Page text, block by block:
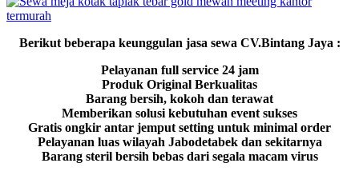
Berikut beberapa keunggulan jasa sewa CV.Bintang Jaya :
Pelayanan full service 24 jam
Produk Original Berkualitas
Barang bersih, kokoh dan terawat
Memberikan solusi kebutuhan event sukses
Gratis ongkir antar jemput setting untuk minimal order
Pelayanan luas wilayah Jabodetabek dan sekitarnya
Barang steril bersih bebas dari segala macam virus